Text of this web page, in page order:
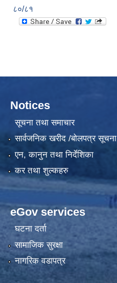
८०/८१
Notices
सूचना तथा समाचार
सार्वजनिक खरीद /बोलपत्र सूचना
एन, कानुन तथा निर्देशिका
कर तथा शुल्कहरु
eGov services
घटना दर्ता
सामाजिक सुरक्षा
नागरिक वडापत्र